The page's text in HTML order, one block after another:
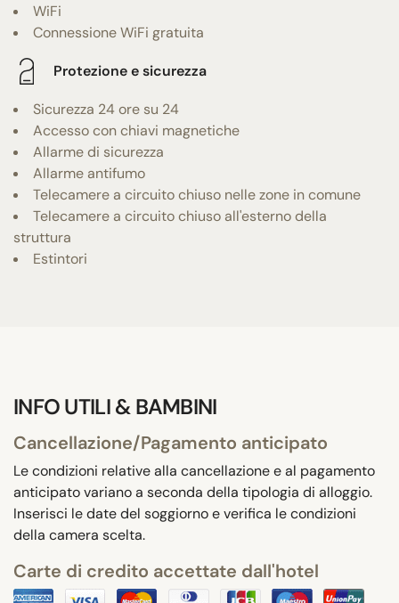
WiFi
Connessione WiFi gratuita
Protezione e sicurezza
Sicurezza 24 ore su 24
Accesso con chiavi magnetiche
Allarme di sicurezza
Allarme antifumo
Telecamere a circuito chiuso nelle zone in comune
Telecamere a circuito chiuso all'esterno della
struttura
Estintori
INFO UTILI & BAMBINI
Cancellazione/Pagamento anticipato
Le condizioni relative alla cancellazione e al pagamento
anticipato variano a seconda della tipologia di alloggio.
Inserisci le date del soggiorno e verifica le condizioni
della camera scelta.
Carte di credito accettate dall'hotel